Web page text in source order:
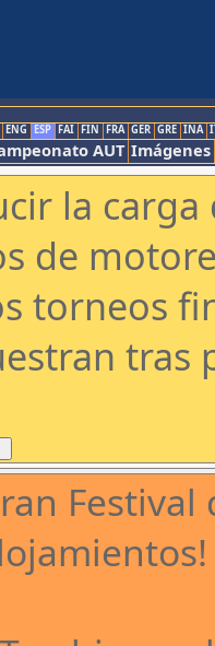
ENG ESP FAI FIN FRA GER GRE INA
AUT Imágenes
la
de
torneos
tras
Festival